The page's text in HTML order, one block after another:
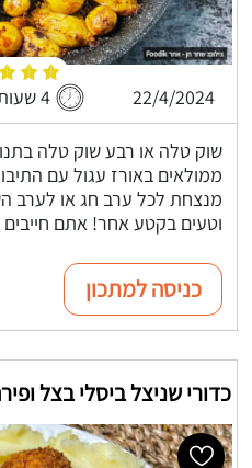
22/4/2024 4 שעות ו-45 דקות
שוק טלה או רבע שוק טלה
ממולאים באורז עגול עם
מנצחת לכל ערב חג או לערב
וטעים בקטע אחר! אתם
כניסה למתכון
כדורי שניצל ביסלי בצל